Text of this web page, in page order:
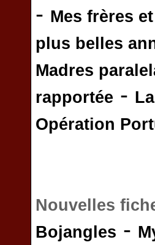
- Mes frères
plus belles
Madres
rapportée -
Opération
Nouvelles
Bojangles -